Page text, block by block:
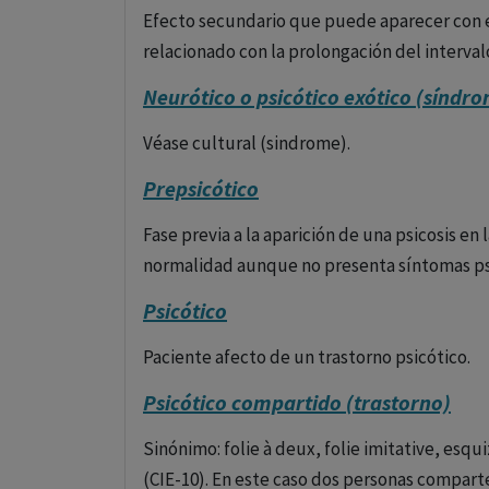
receptores de dopamina D2 y los
dopaminérgicos y serotoninérgicos es lo
esquizofrenia (como alucinaciones y
afectivo y aislamiento social). Además, se
Efectos secundarios: Los antipsicóticos
efectos secundarios extrapiramidales,
los antipsicóticos típicos. Sin embargo,
y dislipidemia.
Ejemplos de antipsicóticos atípicos:
Risperidona: Usada para tratar
Efecto secundario que puede aparecer
relacionado con la prolongación del
Neurótico o psicótico exótico
Véase cultural (sindrome).
Prepsicótico
Fase previa a la aparición de una psicosis
normalidad aunque no presenta síntomas
Psicótico
Paciente afecto de un trastorno psicótico.
Psicótico compartido (trastorno)
Sinónimo: folie à deux, folie imitative,
(CIE-10). En este caso dos personas